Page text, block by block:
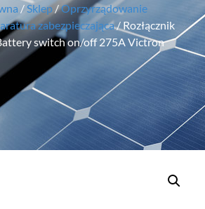
/ Sklep/Oprzyrządowanie
zabezpieczająca/ Rozłącznik
switch on/off 275A Victron